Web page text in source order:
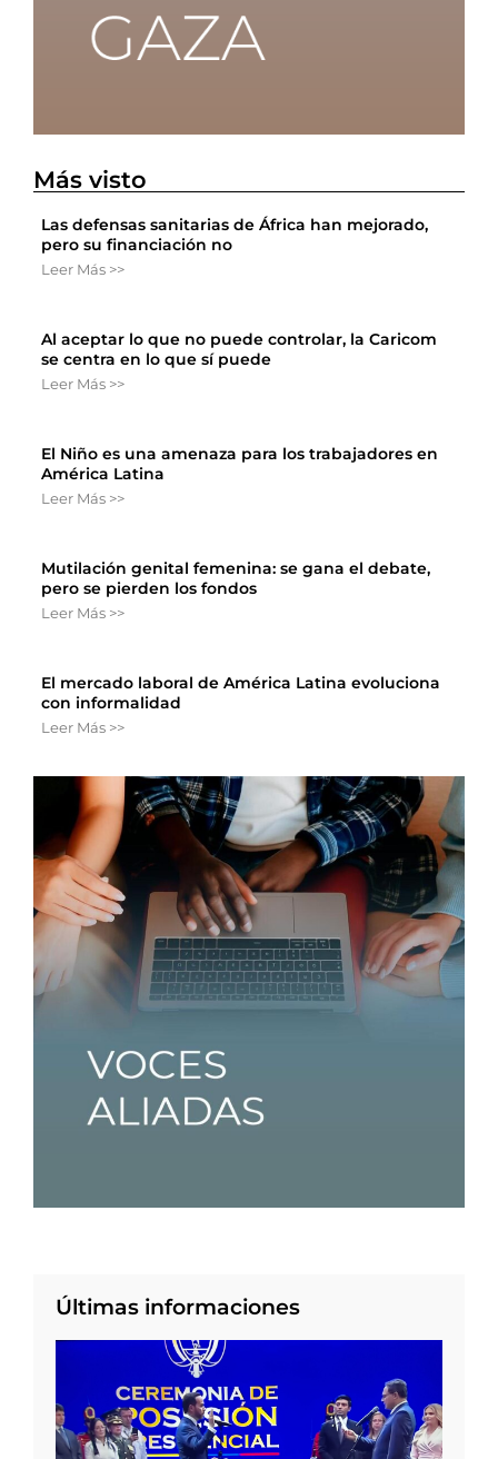
Más visto
Las defensas sanitarias de África han mejorado,
pero su financiación no
Leer Más >>
Al aceptar lo que no puede controlar, la Caricom
se centra en lo que sí puede
Leer Más >>
El Niño es una amenaza para los trabajadores en
América Latina
Leer Más >>
Mutilación genital femenina: se gana el debate,
pero se pierden los fondos
Leer Más >>
El mercado laboral de América Latina evoluciona
con informalidad
Leer Más >>
Últimas informaciones